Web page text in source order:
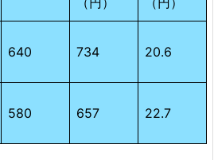
640 734 20.6
580 657 22.7